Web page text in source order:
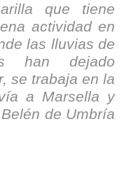
que tiene
actividad en
las lluvias de
han dejado
se trabaja en la
a Marsella y
de Umbría